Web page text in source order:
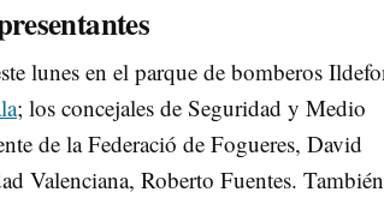
lunes en el parque de bomberos
; los concejales de Seguridad y Medio
de la Federació de Fogueres, David
Valenciana, Roberto Fuentes. También